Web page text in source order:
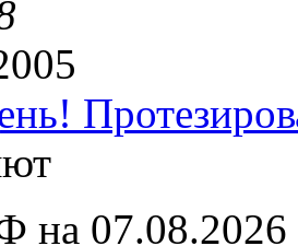
на 07.08.2026